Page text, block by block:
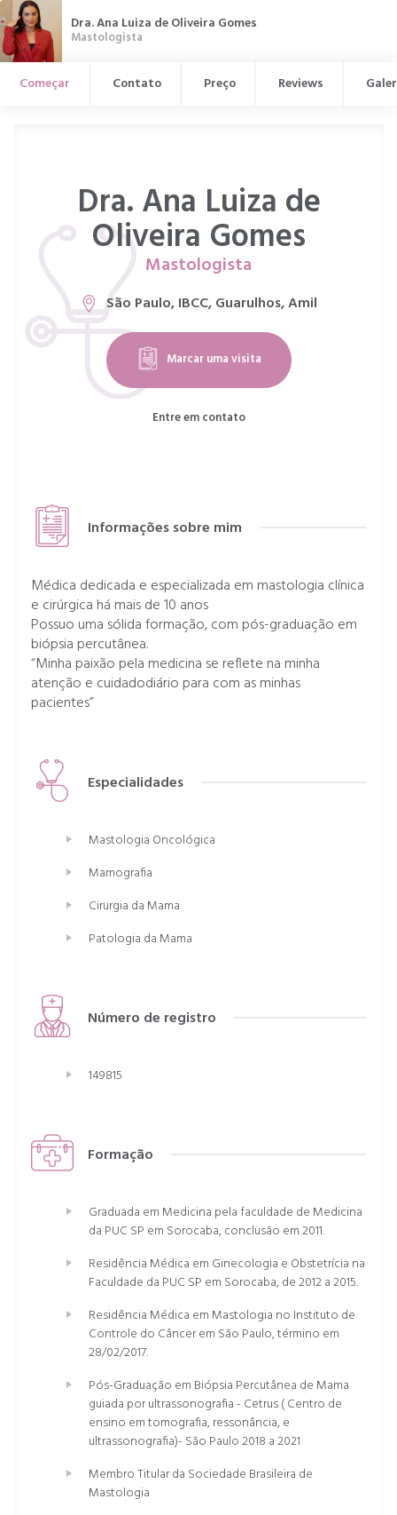
Dra. Ana Luiza de Oliveira Gomes
Mastologista
Começar Contato Preço Reviews
Dra. Ana Luiza de
Oliveira Gomes
Mastologista
São Paulo, IBCC, Guarulhos, Amil
Marcar uma visita
Entre em contato
Informações sobre mim
Médica dedicada e especializada em mastologia clínica
e cirúrgica há mais de 10 anos
Possuo uma sólida formação, com pós-graduação em
biópsia percutânea.
“Minha paixão pela medicina se reflete na minha
atenção e cuidadodiário para com as minhas
pacientes”
Especialidades
Mastologia Oncológica
Mamografia
Cirurgia da Mama
Patologia da Mama
Número de registro
149815
Formação
Graduada em Medicina pela faculdade de Medicina
da PUC SP em Sorocaba, conclusão em 2011.
Residência Médica em Ginecologia e Obstetrícia na
Faculdade da PUC SP em Sorocaba, de 2012 a 2015.
Residência Médica em Mastologia no Instituto de
Controle do Câncer em São Paulo, término em
28/02/2017.
Pós-Graduação em Biópsia Percutânea de Mama
guiada por ultrassonografia - Cetrus ( Centro de
ensino em tomografia, ressonância, e
ultrassonografia)- São Paulo 2018 a 2021
Membro Titular da Sociedade Brasileira de
Mastologia